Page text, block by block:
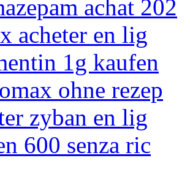
achat 202
acheter en lig
1g kaufen
ohne rezep
zyban en lig
600 senza ric